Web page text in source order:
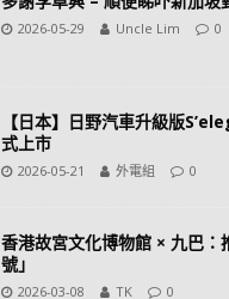
2026-05-29 Uncle Lim 0
【日本】日野汽車升級版
式上市
2026-05-21 外電組 0
香港故宮文化博物館 × 九巴：
號」
2026-03-08 TK 0